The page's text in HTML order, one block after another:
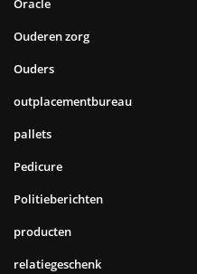
Oracle
Ouderen zorg
Ouders
outplacementbureau
pallets
Pedicure
Politieberichten
producten
relatiegeschenk